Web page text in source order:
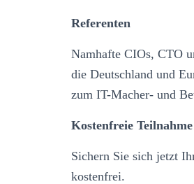
Referenten
Namhafte CIOs, CTO
die Deutschland und
zum IT-Macher- und
Kostenfreie
Sichern Sie sich jetzt
kostenfrei.